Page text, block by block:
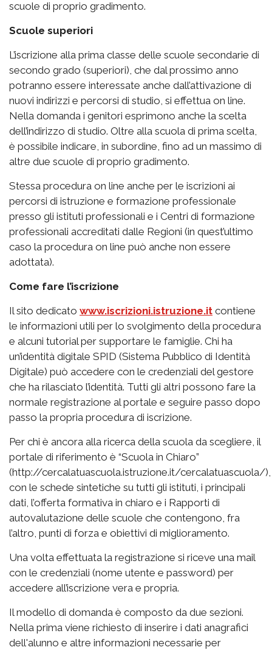
scuole di proprio gradimento.
Scuole superiori
L’iscrizione alla prima classe delle scuole secondarie di
secondo grado (superiori), che dal prossimo anno
potranno essere interessate anche dall’attivazione di
nuovi indirizzi e percorsi di studio, si effettua on line.
Nella domanda i genitori esprimono anche la scelta
dell’indirizzo di studio. Oltre alla scuola di prima scelta,
è possibile indicare, in subordine, fino ad un massimo di
altre due scuole di proprio gradimento.
Stessa procedura on line anche per le iscrizioni ai
percorsi di istruzione e formazione professionale
presso gli istituti professionali e i Centri di formazione
professionali accreditati dalle Regioni (in quest’ultimo
caso la procedura on line può anche non essere
adottata).
Come fare l’iscrizione
Il sito dedicato www.iscrizioni.istruzione.it contiene
le informazioni utili per lo svolgimento della procedura
e alcuni tutorial per supportare le famiglie. Chi ha
un’identità digitale SPID (Sistema Pubblico di Identità
Digitale) può accedere con le credenziali del gestore
che ha rilasciato l’identità. Tutti gli altri possono fare la
normale registrazione al portale e seguire passo dopo
passo la propria procedura di iscrizione.
Per chi è ancora alla ricerca della scuola da scegliere, il
portale di riferimento è “Scuola in Chiaro”
(http://cercalatuascuola.istruzione.it/cercalatuascuola/),
con le schede sintetiche su tutti gli istituti, i principali
dati, l’offerta formativa in chiaro e i Rapporti di
autovalutazione delle scuole che contengono, fra
l’altro, punti di forza e obiettivi di miglioramento.
Una volta effettuata la registrazione si riceve una mail
con le credenziali (nome utente e password) per
accedere all’iscrizione vera e propria.
Il modello di domanda è composto da due sezioni.
Nella prima viene richiesto di inserire i dati anagrafici
dell'alunno e altre informazioni necessarie per